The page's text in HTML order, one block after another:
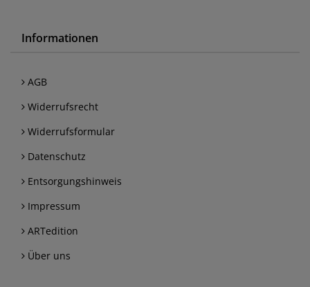
Informationen
AGB
Widerrufsrecht
Widerrufsformular
Datenschutz
Entsorgungshinweis
Impressum
ARTedition
Über uns